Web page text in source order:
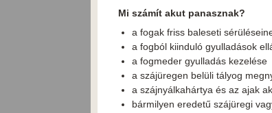
Mi számít akut panasznak?
a fogak friss baleseti
a fogból kiinduló gyulladások
a fogmeder gyulladás kezelése
a szájüregen belüli tályog
a szájnyálkahártya és az ajak
bármilyen eredetű szájüregi